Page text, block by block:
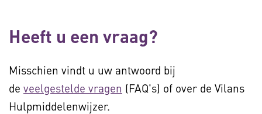
Heeft u een vraag?
Misschien vindt u uw antwoord bij
de veelgestelde vragen (FAQ's) of over de Vilans
Hulpmiddelenwijzer.